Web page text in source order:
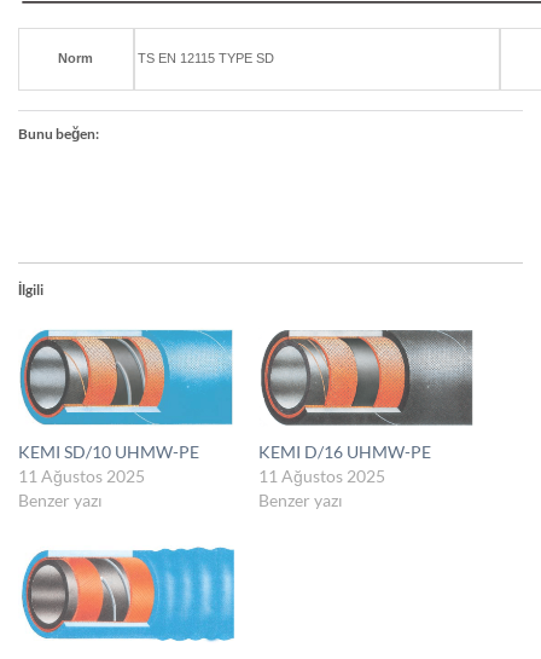
Norm TS EN 12115 TYPE SD
Bunu beğen:
İlgili
KEMI SD/10 UHMW-PE
11 Ağustos 2025
Benzer yazı
KEMI D/16 UHMW-PE
11 Ağustos 2025
Benzer yazı